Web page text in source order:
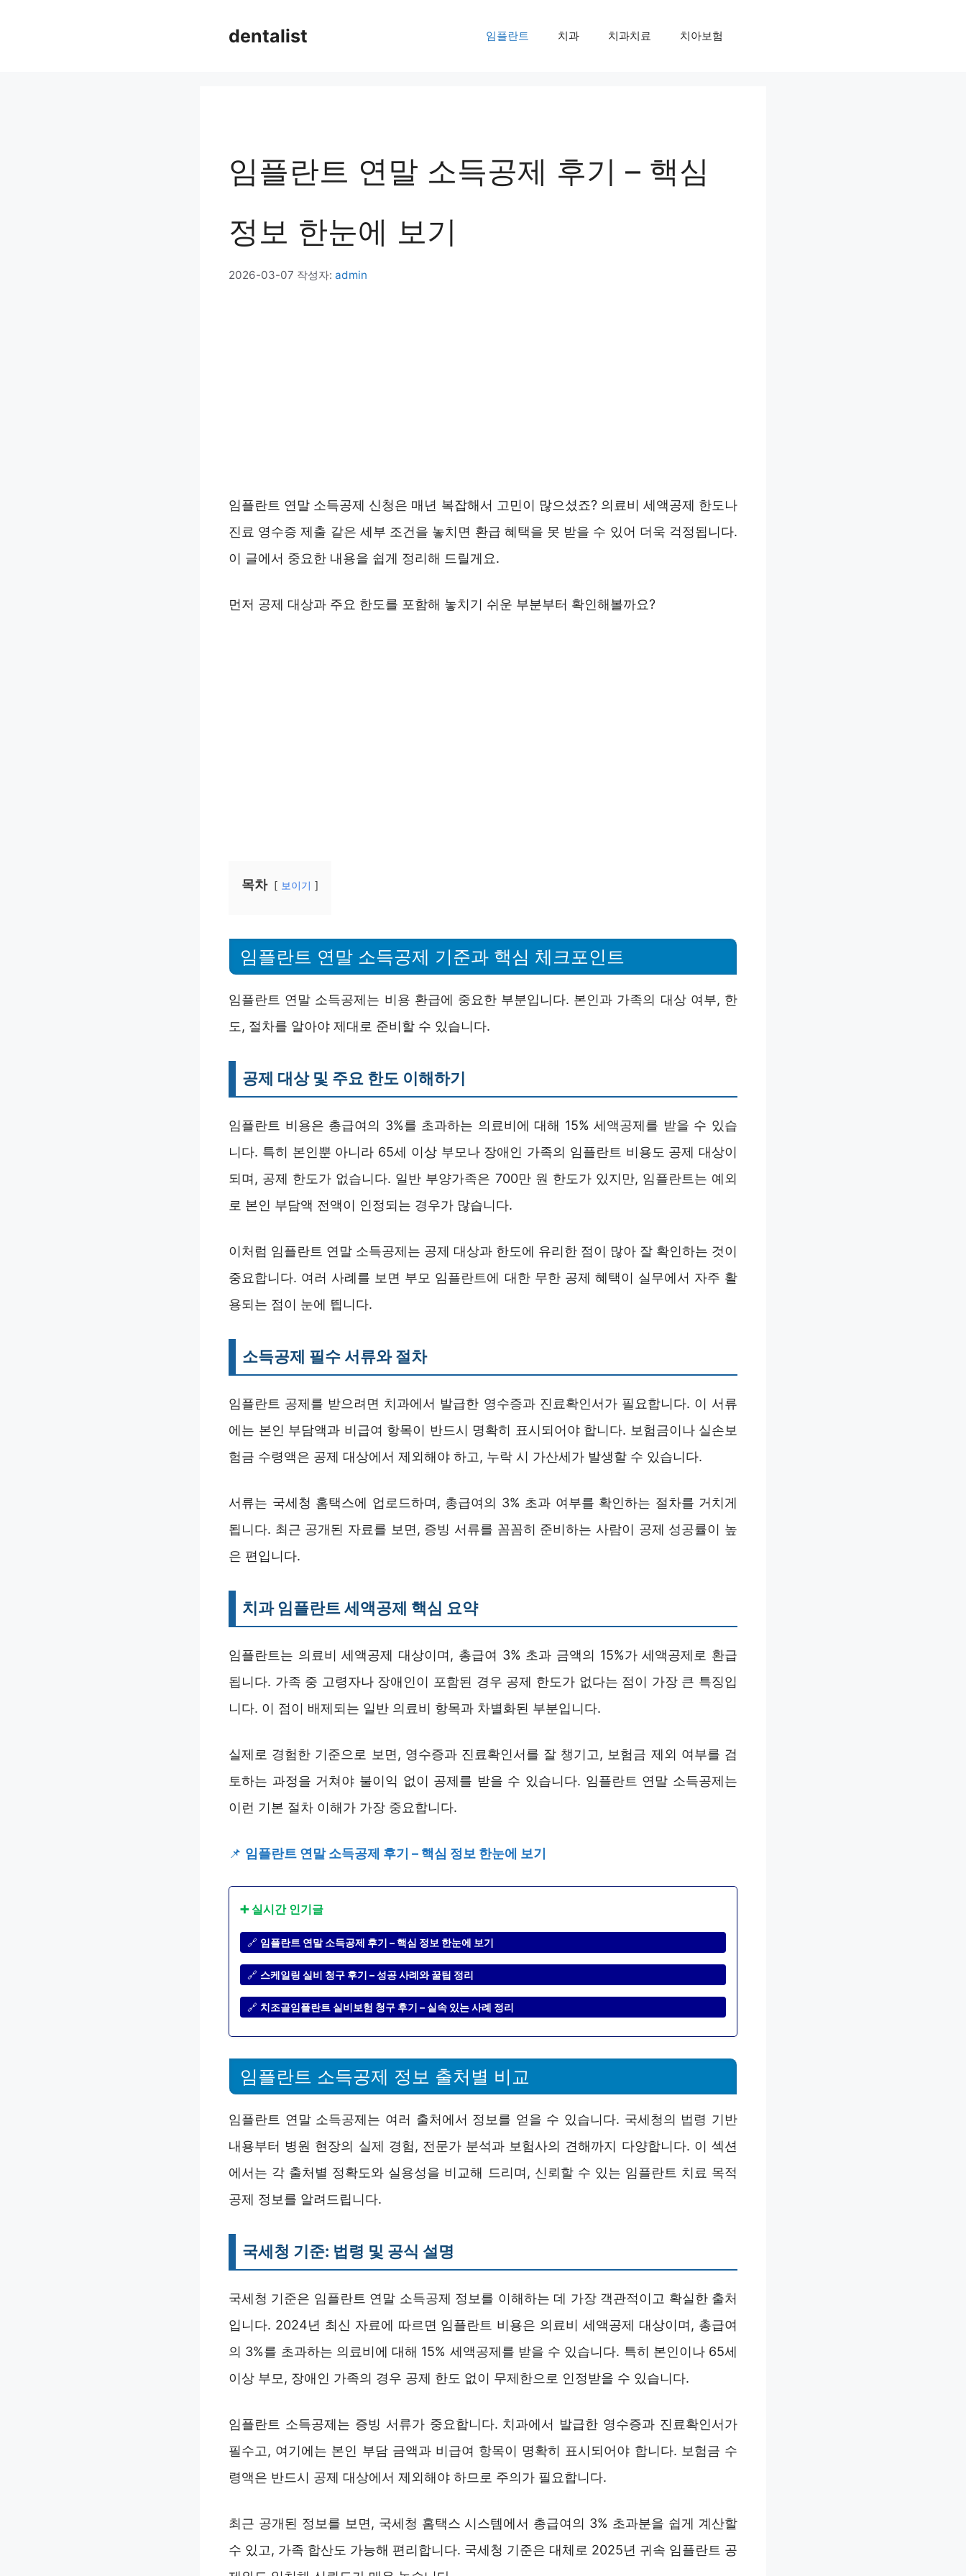
dentalist 임플란트 치과 치과치료 치아보험
임플란트 연말 소득공제 후기 – 핵심
정보 한눈에 보기
2026-03-07 작성자: admin
임플란트 연말 소득공제 신청은 매년 복잡해서 고민이 많으셨죠? 의료비 세액공제 한도나
진료 영수증 제출 같은 세부 조건을 놓치면 환급 혜택을 못 받을 수 있어 더욱 걱정됩니다.
이 글에서 중요한 내용을 쉽게 정리해 드릴게요.
먼저 공제 대상과 주요 한도를 포함해 놓치기 쉬운 부분부터 확인해볼까요?
목차 보이기
임플란트 연말 소득공제 기준과 핵심 체크포인트
임플란트 연말 소득공제는 비용 환급에 중요한 부분입니다. 본인과 가족의 대상 여부, 한
도, 절차를 알아야 제대로 준비할 수 있습니다.
공제 대상 및 주요 한도 이해하기
임플란트 비용은 총급여의 3%를 초과하는 의료비에 대해 15% 세액공제를 받을 수 있습
니다. 특히 본인뿐 아니라 65세 이상 부모나 장애인 가족의 임플란트 비용도 공제 대상이
되며, 공제 한도가 없습니다. 일반 부양가족은 700만 원 한도가 있지만, 임플란트는 예외
로 본인 부담액 전액이 인정되는 경우가 많습니다.
이처럼 임플란트 연말 소득공제는 공제 대상과 한도에 유리한 점이 많아 잘 확인하는 것이
중요합니다. 여러 사례를 보면 부모 임플란트에 대한 무한 공제 혜택이 실무에서 자주 활
용되는 점이 눈에 띕니다.
소득공제 필수 서류와 절차
임플란트 공제를 받으려면 치과에서 발급한 영수증과 진료확인서가 필요합니다. 이 서류
에는 본인 부담액과 비급여 항목이 반드시 명확히 표시되어야 합니다. 보험금이나 실손보
험금 수령액은 공제 대상에서 제외해야 하고, 누락 시 가산세가 발생할 수 있습니다.
서류는 국세청 홈택스에 업로드하며, 총급여의 3% 초과 여부를 확인하는 절차를 거치게
됩니다. 최근 공개된 자료를 보면, 증빙 서류를 꼼꼼히 준비하는 사람이 공제 성공률이 높
은 편입니다.
치과 임플란트 세액공제 핵심 요약
임플란트는 의료비 세액공제 대상이며, 총급여 3% 초과 금액의 15%가 세액공제로 환급
됩니다. 가족 중 고령자나 장애인이 포함된 경우 공제 한도가 없다는 점이 가장 큰 특징입
니다. 이 점이 배제되는 일반 의료비 항목과 차별화된 부분입니다.
실제로 경험한 기준으로 보면, 영수증과 진료확인서를 잘 챙기고, 보험금 제외 여부를 검
토하는 과정을 거쳐야 불이익 없이 공제를 받을 수 있습니다. 임플란트 연말 소득공제는
이런 기본 절차 이해가 가장 중요합니다.
📌 임플란트 연말 소득공제 후기 – 핵심 정보 한눈에 보기
➕ 실시간 인기글
🔗 임플란트 연말 소득공제 후기 – 핵심 정보 한눈에 보기
🔗 스케일링 실비 청구 후기 – 성공 사례와 꿀팁 정리
🔗 치조골임플란트 실비보험 청구 후기 – 실속 있는 사례 정리
임플란트 소득공제 정보 출처별 비교
임플란트 연말 소득공제는 여러 출처에서 정보를 얻을 수 있습니다. 국세청의 법령 기반
내용부터 병원 현장의 실제 경험, 전문가 분석과 보험사의 견해까지 다양합니다. 이 섹션
에서는 각 출처별 정확도와 실용성을 비교해 드리며, 신뢰할 수 있는 임플란트 치료 목적
공제 정보를 알려드립니다.
국세청 기준: 법령 및 공식 설명
국세청 기준은 임플란트 연말 소득공제 정보를 이해하는 데 가장 객관적이고 확실한 출처
입니다. 2024년 최신 자료에 따르면 임플란트 비용은 의료비 세액공제 대상이며, 총급여
의 3%를 초과하는 의료비에 대해 15% 세액공제를 받을 수 있습니다. 특히 본인이나 65세
이상 부모, 장애인 가족의 경우 공제 한도 없이 무제한으로 인정받을 수 있습니다.
임플란트 소득공제는 증빙 서류가 중요합니다. 치과에서 발급한 영수증과 진료확인서가
필수고, 여기에는 본인 부담 금액과 비급여 항목이 명확히 표시되어야 합니다. 보험금 수
령액은 반드시 공제 대상에서 제외해야 하므로 주의가 필요합니다.
최근 공개된 정보를 보면, 국세청 홈택스 시스템에서 총급여의 3% 초과분을 쉽게 계산할
수 있고, 가족 합산도 가능해 편리합니다. 국세청 기준은 대체로 2025년 귀속 임플란트 공